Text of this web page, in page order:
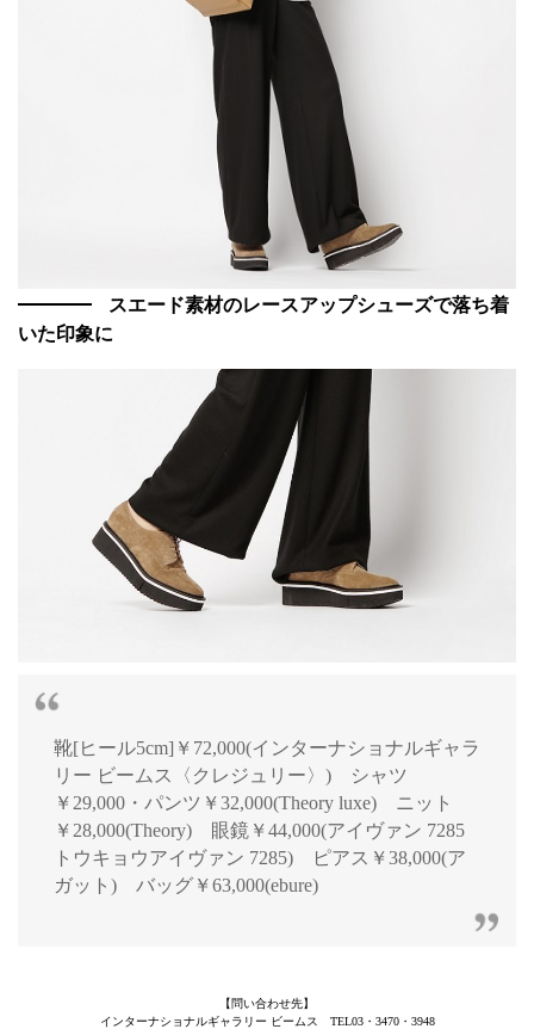
スエード素材のレースアップシューズで落ち着
いた印象に
靴[ヒール5cm]￥72,000(インターナショナルギャラ
リー ビームス〈クレジュリー〉) シャツ
￥29,000・パンツ￥32,000(Theory luxe) ニット
￥28,000(Theory) 眼鏡￥44,000(アイヴァン 7285
トウキョウアイヴァン 7285) ピアス￥38,000(ア
ガット) バッグ￥63,000(ebure)
【問い合わせ先】
インターナショナルギャラリー ビームス TEL03・3470・3948